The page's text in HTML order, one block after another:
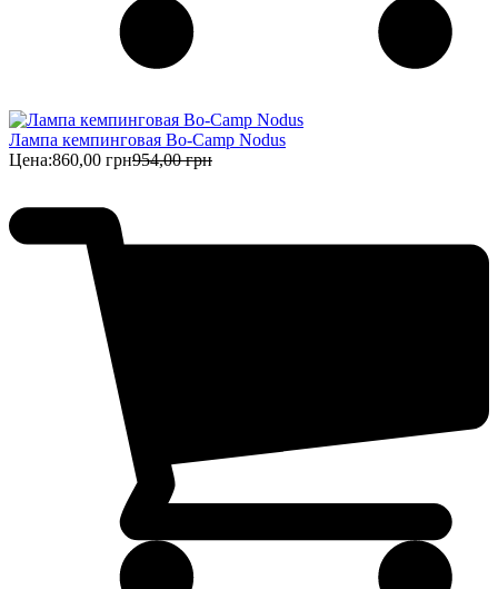
Лампа кемпинговая Bo-Camp Nodus
Цена:860,00 грн954,00 грн